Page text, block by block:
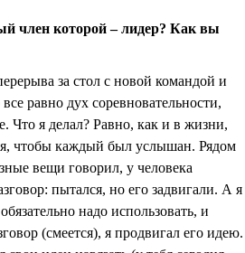
член которой – лидер? Как вы
за стол с новой командой и
равно дух соревновательности,
Что я делал? Равно, как и в жизни,
чтобы каждый был услышан. Рядом
вещи говорил, у человека
пытался, но его задвигали. А я
надо использовать, и
(смеется), я продвигал его идею.